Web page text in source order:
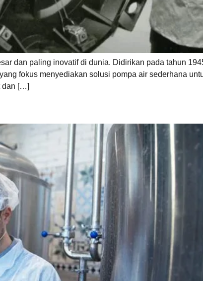
dan paling inovatif di dunia. Didirikan pada tahun
fokus menyediakan solusi pompa air sederhana
dan […]